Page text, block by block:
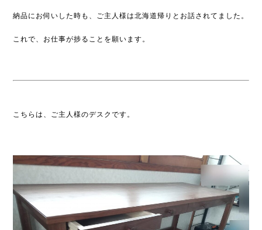
納品にお伺いした時も、ご主人様は北海道帰りとお話されてました。
これで、お仕事が捗ることを願います。
こちらは、ご主人様のデスクです。